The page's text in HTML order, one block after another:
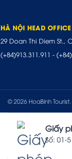
HÀ NỘI HEAD OFFICE
29 Doan Thi Diem St.,
(+84)913.311.911 -
© 2026 HoaBinh
Giấy
Số: 01-